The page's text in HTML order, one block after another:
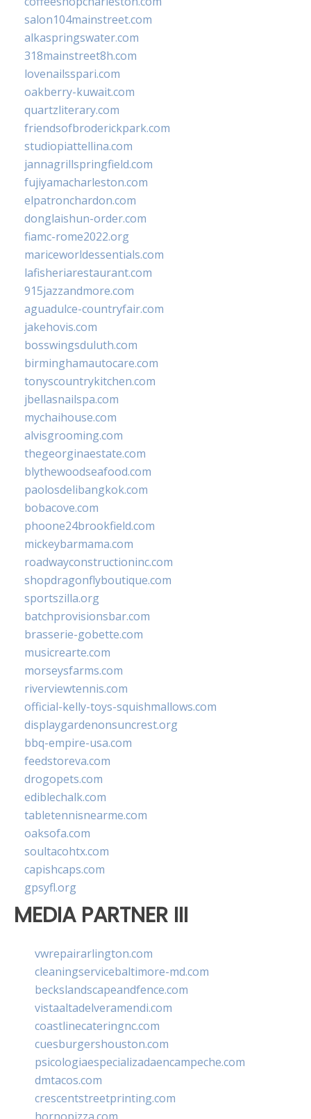
salon104mainstreet.com
alkaspringswater.com
318mainstreet8h.com
lovenailsspari.com
oakberry-kuwait.com
quartzliterary.com
friendsofbroderickpark.com
studiopiattellina.com
jannagrillspringfield.com
fujiyamacharleston.com
elpatronchardon.com
donglaishun-order.com
fiamc-rome2022.org
mariceworldessentials.com
lafisheriarestaurant.com
915jazzandmore.com
aguadulce-countryfair.com
jakehovis.com
bosswingsduluth.com
birminghamautocare.com
tonyscountrykitchen.com
jbellasnailspa.com
mychaihouse.com
alvisgrooming.com
thegeorginaestate.com
blythewoodseafood.com
paolosdelibangkok.com
bobacove.com
phoone24brookfield.com
mickeybarmama.com
roadwayconstructioninc.com
shopdragonflyboutique.com
sportszilla.org
batchprovisionsbar.com
brasserie-gobette.com
musicrearte.com
morseysfarms.com
riverviewtennis.com
official-kelly-toys-squishmallows.com
displaygardenonsuncrest.org
bbq-empire-usa.com
feedstoreva.com
drogopets.com
ediblechalk.com
tabletennisnearme.com
oaksofa.com
soultacohtx.com
capishcaps.com
gpsyfl.org
MEDIA PARTNER III
vwrepairarlington.com
cleaningservicebaltimore-md.com
beckslandscapeandfence.com
vistaaltadelveramendi.com
coastlinecateringnc.com
cuesburgershouston.com
psicologiaespecializadaencampeche.com
dmtacos.com
crescentstreetprinting.com